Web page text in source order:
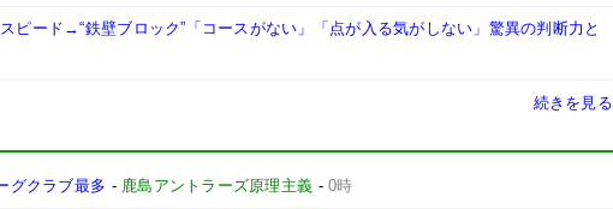
ピード→“鉄壁ブロック”「コースがない」「点が入る気がしない」驚異の判断力と
続きを見る
グクラブ最多 - 鹿島アントラーズ原理主義 -0時